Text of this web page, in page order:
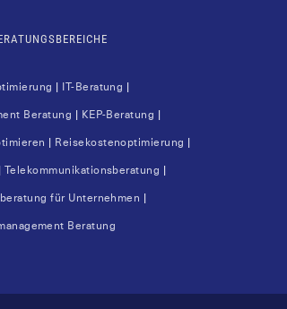
| IT-Bera­tung |
Bera­tung | KEP-Bera­tung |
| Rei­se­kos­ten­op­ti­mie­rung |
| Tele­kom­mu­ni­ka­ti­ons­be­ra­tung |
für Unter­neh­men |
Beratung